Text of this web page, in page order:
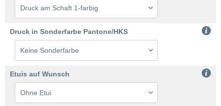
Druck in Sonderfarbe Pantone/HKS
Etuis auf Wunsch